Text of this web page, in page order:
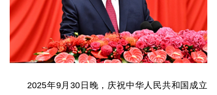
2025年9月30日晚，庆祝中华人民共和国成立